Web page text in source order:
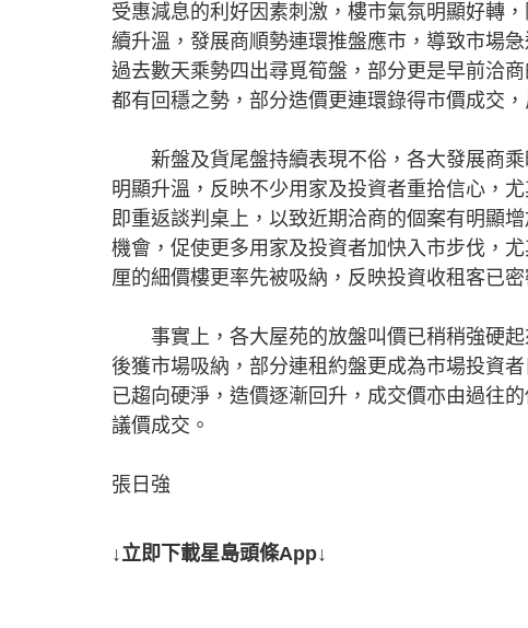
受惠減息的利好因素刺激，樓市氣氛明顯好轉
續升溫，發展商順勢連環推盤應市，導致市場
過去數天乘勢四出尋覓筍盤，部分更是早前洽
都有回穩之勢，部分造價更連環錄得市價成交
新盤及貨尾盤持續表現不俗，各大發展商乘
明顯升溫，反映不少用家及投資者重拾信心，
即重返談判桌上，以致近期洽商的個案有明顯
機會，促使更多用家及投資者加快入市步伐，
厘的細價樓更率先被吸納，反映投資收租客已
事實上，各大屋苑的放盤叫價已稍稍強硬起
後獲市場吸納，部分連租約盤更成為市場投資
已趨向硬淨，造價逐漸回升，成交價亦由過往
議價成交。
張日強
↓立即下載星島頭條App↓